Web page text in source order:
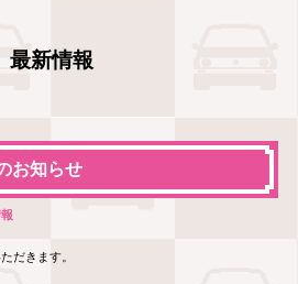
最新情報
お知らせ
だきます。